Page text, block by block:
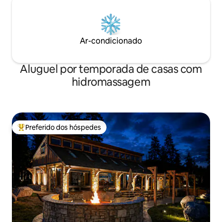
Ar-condicionado
Aluguel por temporada de casas com
hidromassagem
Entre os melhores preferidos dos hóspedes
Preferido dos hóspedes